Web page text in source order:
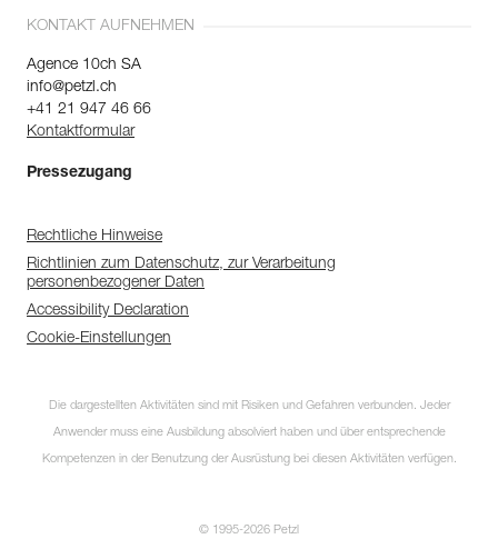
KONTAKT AUFNEHMEN
Agence 10ch SA
info@petzl.ch
+41 21 947 46 66
Kontaktformular
Pressezugang
Rechtliche Hinweise
Richtlinien zum Datenschutz, zur Verarbeitung
personenbezogener Daten
Accessibility Declaration
Cookie-Einstellungen
Die dargestellten Aktivitäten sind mit Risiken und Gefahren verbunden. Jeder
Anwender muss eine Ausbildung absolviert haben und über entsprechende
Kompetenzen in der Benutzung der Ausrüstung bei diesen Aktivitäten verfügen.
© 1995-2026 Petzl